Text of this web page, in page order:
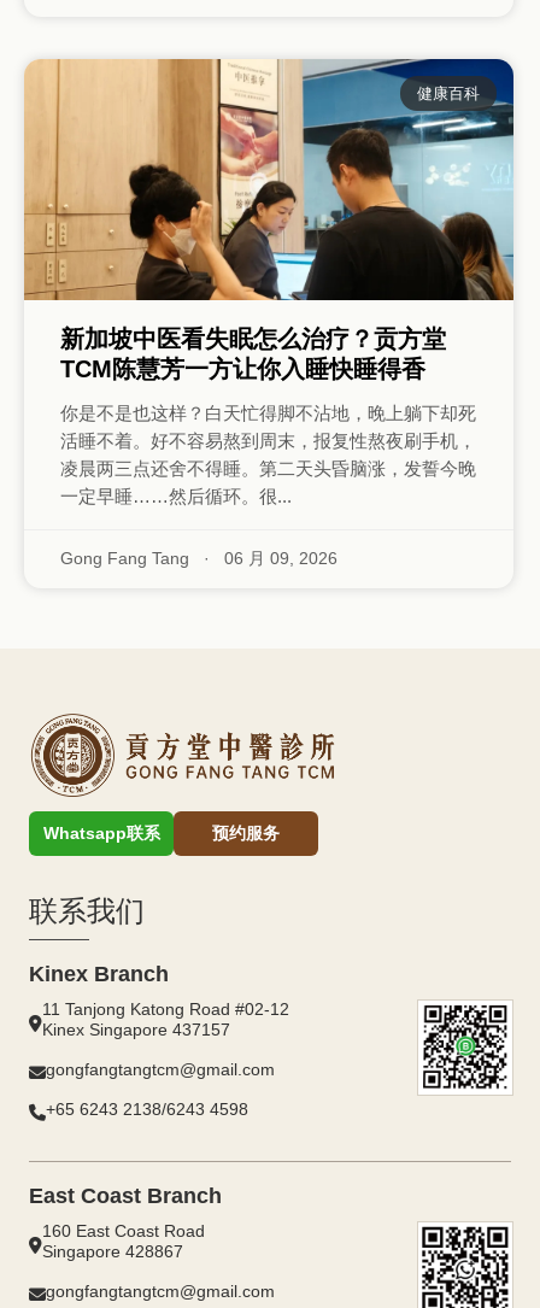
健康百科
新加坡中医看失眠怎么治疗？贡方堂
TCM陈慧芳一方让你入睡快睡得香
你是不是也这样？白天忙得脚不沾地，晚上躺下却死
活睡不着。好不容易熬到周末，报复性熬夜刷手机，
凌晨两三点还舍不得睡。第二天头昏脑涨，发誓今晚
一定早睡……然后循环。很...
Gong Fang Tang · 06 月 09, 2026
Whatsapp联系 预约服务
联系我们
Kinex Branch
11 Tanjong Katong Road #02-12
Kinex Singapore 437157
gongfangtangtcm@gmail.com
+65 6243 2138/6243 4598
East Coast Branch
160 East Coast Road
Singapore 428867
gongfangtangtcm@gmail.com